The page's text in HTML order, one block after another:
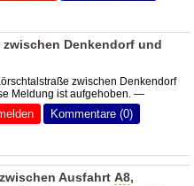
Denkendorf und
zwischen Denkendorf
Meldung ist aufgehoben. —
Kommentare (0)
AusfahrtA8,